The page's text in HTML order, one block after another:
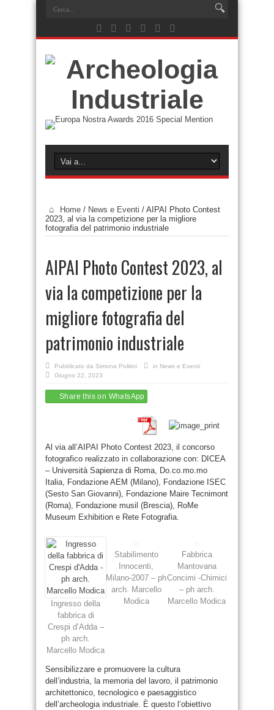
Home / News e Eventi / AIPAI Photo Contest
2023, al via la competizione per la migliore
fotografia del patrimonio industriale
AIPAI Photo Contest 2023, al
via la competizione per la
migliore fotografia del
patrimonio industriale
Pubblicato da Simona Politini in News e Eventi
Giugno 22, 2023
Share this on WhatsApp
Al via all’AIPAI Photo Contest 2023, il concorso
fotografico realizzato in collaborazione con: DICEA
– Università Sapienza di Roma, Do.co.mo.mo
Italia, Fondazione AEM (Milano), Fondazione ISEC
(Sesto San Giovanni), Fondazione Maire Tecnimont
(Roma), Fondazione musil (Brescia), RoMe
Museum Exhibition e Rete Fotografia.
Ingresso della
fabbrica di
Crespi d’Adda –
ph arch.
Marcello Modica
Stabilimento
Innocenti,
Milano-2007 – ph
arch. Marcello
Modica
Fabbrica
Mantovana
Concimi -Chimici
– ph arch.
Marcello Modica
Sensibilizzare e promuovere la cultura
dell’industria, la memoria del lavoro, il patrimonio
architettonico, tecnologico e paesaggistico
dell’archeologia industriale. È questo l’obiettivo